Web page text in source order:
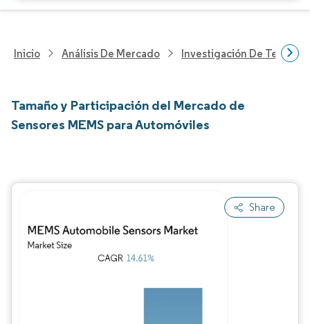
Inicio Análisis De Mercado Investigación De
Tamaño y Participación del Mercado de
Sensores MEMS para Automóviles
Share